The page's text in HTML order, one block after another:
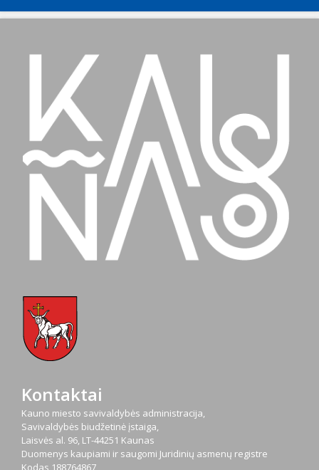
Kontaktai
Kauno miesto savivaldybės administracija,
Savivaldybės biudžetinė įstaiga,
Laisvės al. 96, LT-44251 Kaunas
Duomenys kaupiami ir saugomi Juridinių asmenų registre
Kodas 188764867